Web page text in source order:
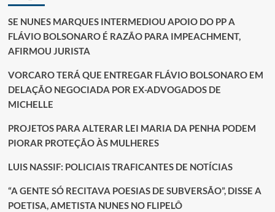
SE NUNES MARQUES INTERMEDIOU APOIO DO PP A
FLÁVIO BOLSONARO É RAZÃO PARA IMPEACHMENT,
AFIRMOU JURISTA
VORCARO TERÁ QUE ENTREGAR FLÁVIO BOLSONARO EM
DELAÇÃO NEGOCIADA POR EX-ADVOGADOS DE
MICHELLE
PROJETOS PARA ALTERAR LEI MARIA DA PENHA PODEM
PIORAR PROTEÇÃO ÀS MULHERES
LUIS NASSIF: POLICIAIS TRAFICANTES DE NOTÍCIAS
“A GENTE SÓ RECITAVA POESIAS DE SUBVERSÃO”, DISSE A
POETISA, AMETISTA NUNES NO FLIPELÔ